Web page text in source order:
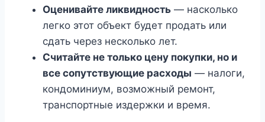
Оценивайте ликвидность — насколько
легко этот объект будет продать или
сдать через несколько лет.
Считайте не только цену покупки, но и
все сопутствующие расходы — налоги,
кондоминиум, возможный ремонт,
транспортные издержки и время.